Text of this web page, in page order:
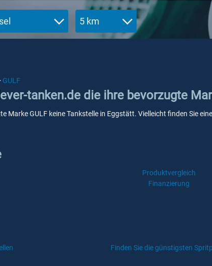
5 km
GULF
tanken.de die ihre bevorzugte
Marke GULF keine Tankstelle in Eggstätt. Vielleicht finden Sie
Produktvergleich
Finanzierung
Finden Sie die günstigsten